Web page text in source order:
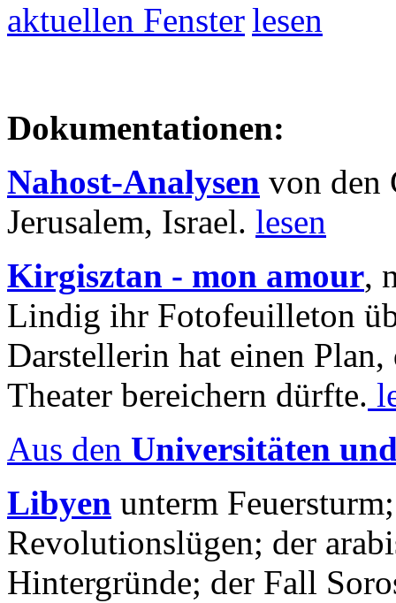
lesen
Dokumentationen:
Nahost-Analysen von den
Jerusalem, Israel. lesen
Kirgisztan - mon amour,
Lindig ihr Fotofeuilleton
Darstellerin hat einen Plan,
Theater bereichern dürfte.
Aus den Universitäten
Libyen unterm
Revolutionslügen; der
Hintergründe; der Fall